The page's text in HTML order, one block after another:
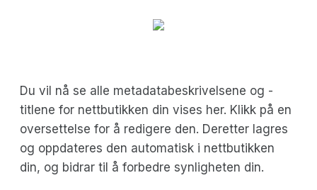
Du vil nå se alle metadatabeskrivelsene og -
titlene for nettbutikken din vises her. Klikk på en
oversettelse for å redigere den. Deretter lagres
og oppdateres den automatisk i nettbutikken
din, og bidrar til å forbedre synligheten din.